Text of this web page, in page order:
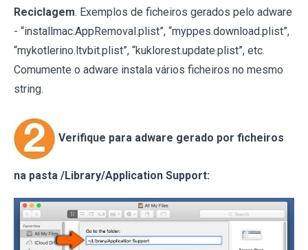
Reciclagem. Exemplos de ficheiros gerados pelo adware
- “installmac.AppRemoval.plist”, “myppes.download.plist”,
“mykotlerino.ltvbit.plist”, “kuklorest.update.plist”, etc.
Comumente o adware instala vários ficheiros no mesmo
string.
Verifique para adware gerado por ficheiros
na pasta /Library/Application Support: